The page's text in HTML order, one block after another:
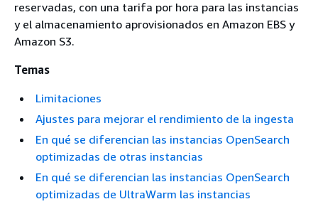
reservadas, con una tarifa por hora para las instancias
y el almacenamiento aprovisionados en Amazon EBS y
Amazon S3.
Temas
Limitaciones
Ajustes para mejorar el rendimiento de la ingesta
En qué se diferencian las instancias OpenSearch
optimizadas de otras instancias
En qué se diferencian las instancias OpenSearch
optimizadas de UltraWarm las instancias